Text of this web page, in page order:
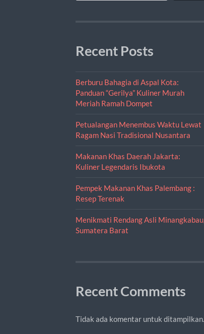
Recent Posts
Berburu Bahagia di Aspal Kota:
Panduan “Gerilya” Kuliner Murah
Meriah Ramah Dompet
Petualangan Menembus Waktu Lewat
Ragam Nasi Tradisional Nusantara
Makanan Khas Daerah Jakarta:
Kuliner Legendaris Ibukota
Pempek Makanan Khas Palembang :
Resep Terenak
Menikmati Rendang Asli Minangkabau,
Sumatera Barat
Recent Comments
Tidak ada komentar untuk ditampilkan.